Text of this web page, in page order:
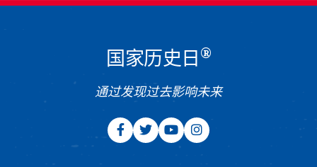
国家历史日 ®
通过发现过去影响未来